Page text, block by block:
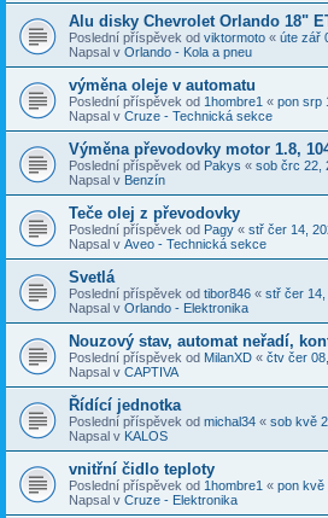
Alu disky Chevrolet Orlando 18"
Poslední příspěvek od viktormoto « úte zář
Napsal v Orlando - Kola a pneu
výměna oleje v automatu
Poslední příspěvek od 1hombre1 « pon srp
Napsal v Cruze - Technická sekce
Výměna převodovky motor 1.8,
Poslední příspěvek od Pakys « sob črc 22,
Napsal v Benzín
Teče olej z převodovky
Poslední příspěvek od Pagy « stř čer 14,
Napsal v Aveo - Technická sekce
Svetlá
Poslední příspěvek od tibor846 « stř čer 14,
Napsal v Orlando - Elektronika
Nouzový stav, automat neřadí,
Poslední příspěvek od MilanXD « čtv čer
Napsal v CAPTIVA
Řídící jednotka
Poslední příspěvek od michal34 « sob kvě
Napsal v KALOS
vnitřní čidlo teploty
Poslední příspěvek od 1hombre1 « pon kvě
Napsal v Cruze - Elektronika